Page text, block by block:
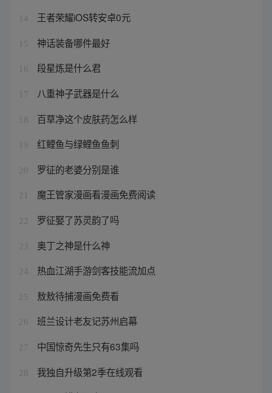
14 王者荣耀iOS转安卓0元
15 神话装备哪件最好
16 段星炼是什么君
17 八重神子武器是什么
18 百草净这个皮肤药怎么样
19 红鲤鱼与绿鲤鱼鱼刺
20 罗征的老婆分别是谁
21 魔王管家漫画看漫画免费阅读
22 罗征娶了苏灵韵了吗
23 奥丁之神是什么神
24 热血江湖手游剑客技能流加点
25 敖敖待捕漫画免费看
26 班兰设计老友记苏州启幕
27 中国惊奇先生只有63集吗
28 我独自升级第2季在线观看